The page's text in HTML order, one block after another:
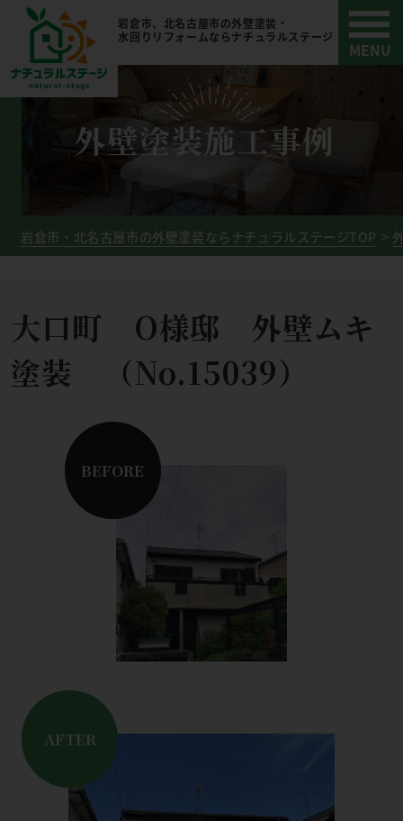
岩倉市、北名古屋市の外壁塗装・
水回りリフォームならナチュラルステージ
外壁塗装施工事例
岩倉市・北名古屋市の外壁塗装ならナチュラルステージTOP
大口町 O様邸 外壁ムキ
塗装 （No.15039）
BEFORE
AFTER